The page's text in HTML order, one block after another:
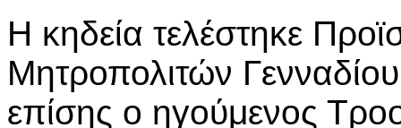
Η κηδεία τελέστηκε
Μητροπολιτών
επίσης ο ηγούμενος